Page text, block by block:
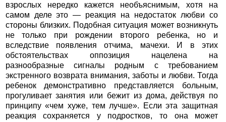
взрослых нередко кажется необъяснимым, хотя на
самом деле это — реакция на недостаток любви со
стороны близких. Подобная ситуация может возникнуть
не только при рождении второго ребенка, но и
вследствие появления отчима, мачехи. И в этих
обстоятельствах оппозиция нацелена на
разнообразные сигналы родным с требованием
экстренного возврата внимания, заботы и любви. Тогда
ребенок демонстративно представляется больным,
прогуливает занятия или бежит из дома, действуя по
принципу «чем хуже, тем лучше». Если эта защитная
реакция сохраняется у подростков, то она может